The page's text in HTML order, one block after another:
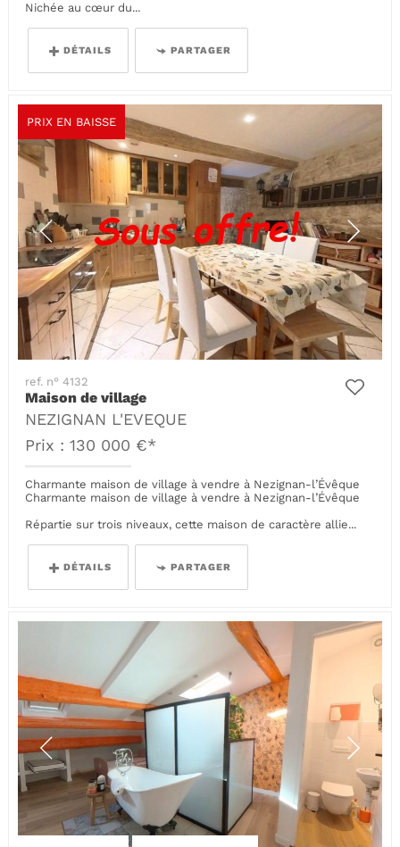
Nichée au cœur du...
DÉTAILS PARTAGER
PRIX EN BAISSE
ref. n° 4132
Maison de village
NEZIGNAN L'EVEQUE
Prix : 130 000 €*
Charmante maison de village à vendre à Nezignan-l’Évêque
Charmante maison de village à vendre à Nezignan-l’Évêque
Répartie sur trois niveaux, cette maison de caractère allie...
DÉTAILS PARTAGER